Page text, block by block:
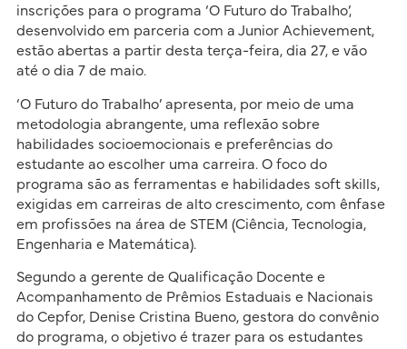
inscrições para o programa ‘O Futuro do Trabalho’,
desenvolvido em parceria com a Junior Achievement,
estão abertas a partir desta terça-feira, dia 27, e vão
até o dia 7 de maio.
‘O Futuro do Trabalho’ apresenta, por meio de uma
metodologia abrangente, uma reflexão sobre
habilidades socioemocionais e preferências do
estudante ao escolher uma carreira. O foco do
programa são as ferramentas e habilidades soft skills,
exigidas em carreiras de alto crescimento, com ênfase
em profissões na área de STEM (Ciência, Tecnologia,
Engenharia e Matemática).
Segundo a gerente de Qualificação Docente e
Acompanhamento de Prêmios Estaduais e Nacionais
do Cepfor, Denise Cristina Bueno, gestora do convênio
do programa, o objetivo é trazer para os estudantes